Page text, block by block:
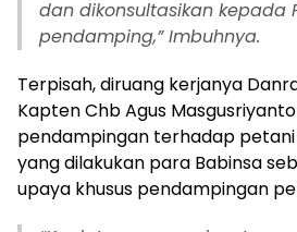
dan dikonsultasikan kepada
pendamping,” Imbuhnya.
Terpisah, diruang kerjanya
Kapten Chb Agus
pendampingan terhadap
yang dilakukan para Babinsa
upaya khusus pendampingan